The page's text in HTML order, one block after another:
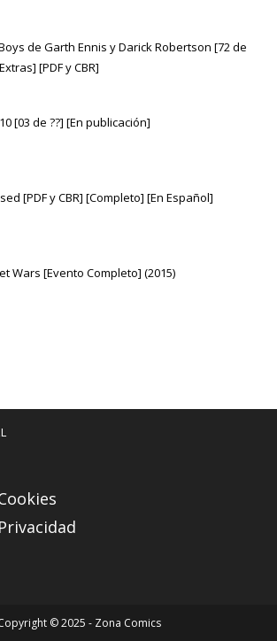
de Garth Ennis y Darick Robertson [72 de
[PDF y CBR]
[03 de ??] [En publicación]
[PDF y CBR] [Completo] [En Español]
Wars [Evento Completo] (2015)
© 2025 - Zona Comics